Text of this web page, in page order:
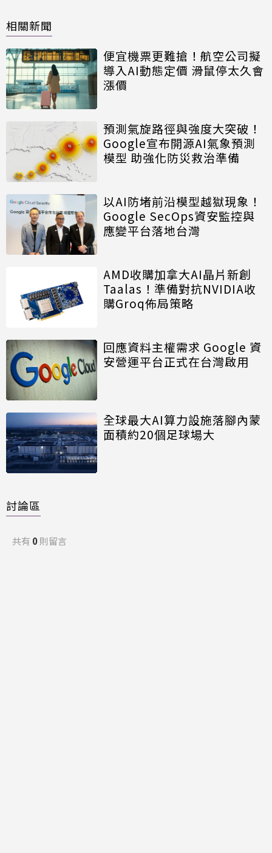
相關新聞
便宜機票更難搶！航空公司擬
導入AI動態定價 滑鼠停太久會
漲價
預測氣旋路徑與強度大突破！
Google宣布開源AI氣象預測
模型 助強化防災救治準備
以AI防堵前沿模型越獄現象！
Google SecOps資安監控與
應變平台落地台灣
AMD收購加拿大AI晶片新創
Taalas！準備對抗NVIDIA收
購Groq佈局策略
回應資料主權需求 Google 資
安營運平台正式在台灣啟用
全球最大AI算力設施落腳內蒙
面積約20個足球場大
討論區
共有 0則留言